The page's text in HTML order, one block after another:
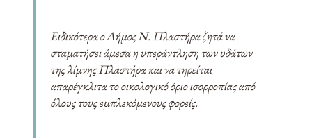
Ειδικότερα ο Δήμος Ν. Πλαστήρα ζητά να
σταματήσει άμεσα η υπεράντληση των υδάτων
της λίμνης Πλαστήρα και να τηρείται
απαρέγκλιτα το οικολογικό όριο ισορροπίας από
όλους τους εμπλεκόμενους φορείς.